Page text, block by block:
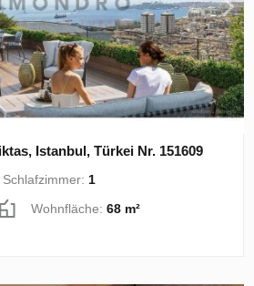
Istanbul, Türkei Nr. 151609
Schlafzimmer:1
Wohnfläche:68 m²